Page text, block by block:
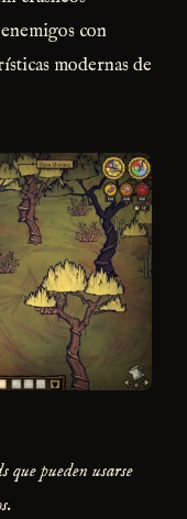
con
modernas de
pueden usarse